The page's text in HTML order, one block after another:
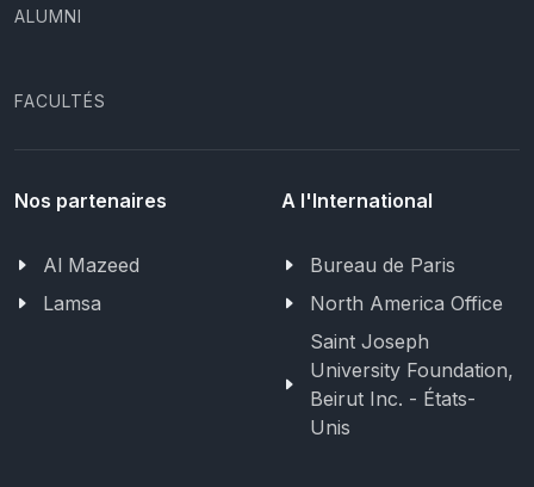
ALUMNI
FACULTÉS
Nos partenaires
Al Mazeed
Lamsa
A l'International
Bureau de Paris
North America Office
Saint Joseph
University Foundation,
Beirut Inc. - États-
Unis